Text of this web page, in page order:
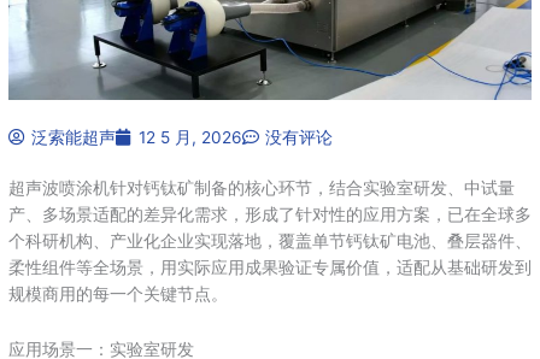
泛索能超声 12 5 月, 2026 没有评论
超声波喷涂机针对钙钛矿制备的核心环节，结合实验室研发、中试量
产、多场景适配的差异化需求，形成了针对性的应用方案，已在全球多
个科研机构、产业化企业实现落地，覆盖单节钙钛矿电池、叠层器件、
柔性组件等全场景，用实际应用成果验证专属价值，适配从基础研发到
规模商用的每一个关键节点。
应用场景一：实验室研发